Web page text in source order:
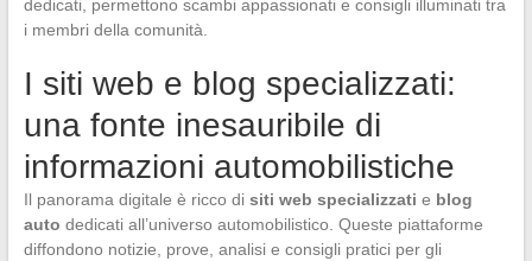
dedicati, permettono scambi appassionati e consigli illuminati tra
i membri della comunità.
I siti web e blog specializzati:
una fonte inesauribile di
informazioni automobilistiche
Il panorama digitale è ricco di siti web specializzati e blog
auto dedicati all’universo automobilistico. Queste piattaforme
diffondono notizie, prove, analisi e consigli pratici per gli